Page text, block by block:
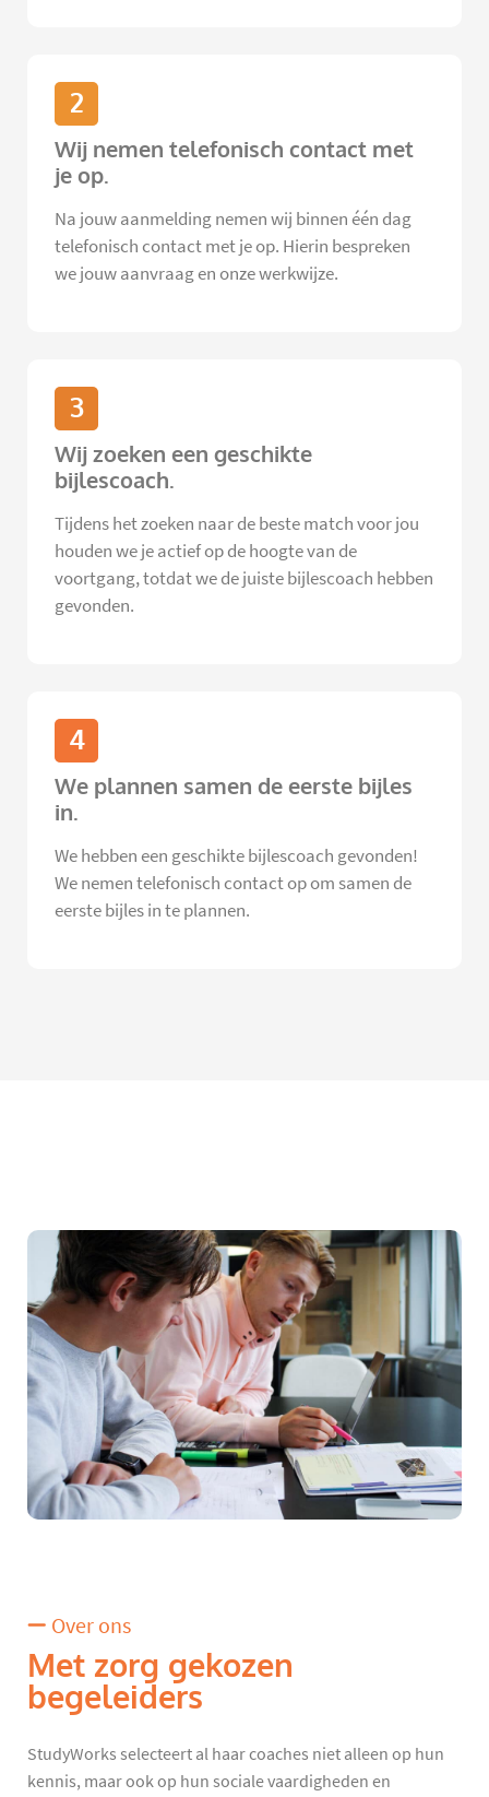
2
Wij nemen telefonisch contact met
je op.
Na jouw aanmelding nemen wij binnen één dag
telefonisch contact met je op. Hierin bespreken
we jouw aanvraag en onze werkwijze.
3
Wij zoeken een geschikte
bijlescoach.
Tijdens het zoeken naar de beste match voor jou
houden we je actief op de hoogte van de
voortgang, totdat we de juiste bijlescoach hebben
gevonden.
4
We plannen samen de eerste bijles
in.
We hebben een geschikte bijlescoach gevonden!
We nemen telefonisch contact op om samen de
eerste bijles in te plannen.
Over ons
Met zorg gekozen
begeleiders
StudyWorks selecteert al haar coaches niet alleen op hun
kennis, maar ook op hun sociale vaardigheden en